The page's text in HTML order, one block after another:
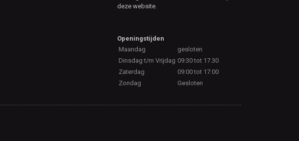
deze website.
Openingstijden
Maandag
gesloten
Dinsdag t/m Vrijdag 09:30 tot 17.30
Zaterdag
09:00 tot 17:00
Zondag
Gesloten